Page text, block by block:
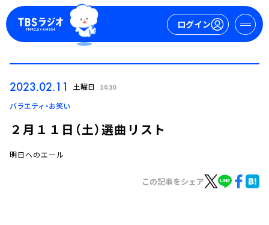
ログイン
ログイン
2023.02.11 土曜日 14:30
バラエティ・お笑い
２月１１日（土）選曲リスト
明日へのエール
この記事をシェア